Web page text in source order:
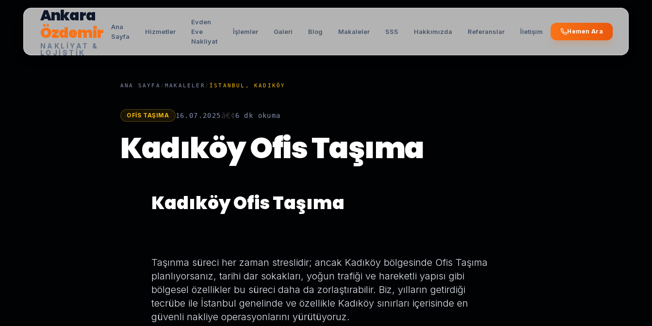
Ankara
Özdemir
NAKLIYAT &
LOJISTIK
Ana
Sayfa
Hizmetler
Evden
Eve
Nakliyat
İşlemler Galeri Blog Makaleler SSS Hakkımızda Referanslar İletişim Hemen Ara
ANA SAYFA /MAKALELER / İSTANBUL, KADIKÖY
OFIS TAŞIMA 16.07.2025â€¢6 dk okuma
Kadıköy Ofis Taşıma
Kadıköy Ofis Taşıma
Taşınma süreci her zaman streslidir; ancak Kadıköy bölgesinde Ofis Taşıma
planlıyorsanız, tarihi dar sokakları, yoğun trafiği ve hareketli yapısı gibi
bölgesel özellikler bu süreci daha da zorlaştırabilir. Biz, yılların getirdiği
tecrübe ile İstanbul genelinde ve özellikle Kadıköy sınırları içerisinde en
güvenli nakliye operasyonlarını yürütüyoruz.